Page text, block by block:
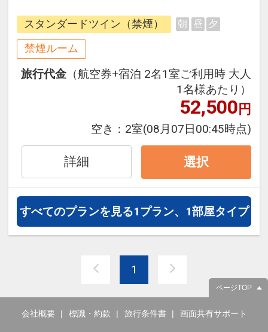
ージだから、一都市滞在はもちろん
周遊旅行にも最適！
旅行期間中の1泊だけの宿泊や延
泊・飛び泊なども自由自在です。
フライトは、安心のJAL（または
JALグループ）確約！フライトマイ
オプションでレンタカーや現地交
約）が可能なプランもございます。
スタンダードツイン（禁煙） 朝 昼 夕
禁煙ルーム
旅行代金 （航空券+宿泊 2名1室ご利用時 大人
1名様あたり）
52,500円
空き： 2室(08月07日00:45時点)
詳細 選択
すべてのプランを見る1プラン、1部屋タイプ
1
ページTOP
会社概要 標識・約款 旅行条件書 画面共有サポート